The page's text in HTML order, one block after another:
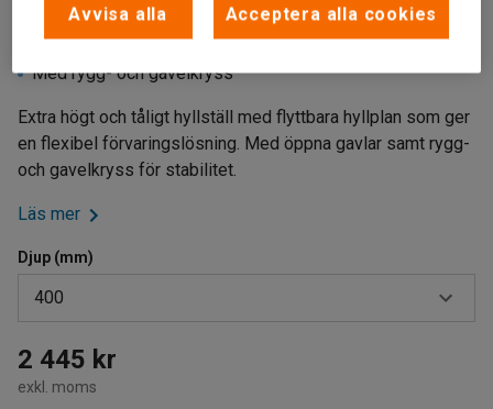
Extra högt
Sex flyttbara hyllplan
Med rygg- och gavelkryss
Extra högt och tåligt hyllställ med flyttbara hyllplan som ger
en flexibel förvaringslösning. Med öppna gavlar samt rygg-
och gavelkryss för stabilitet.
Läs mer
Djup (mm)
400
400
500
2 445 kr
exkl. moms
Avvisa alla Acceptera alla cookies